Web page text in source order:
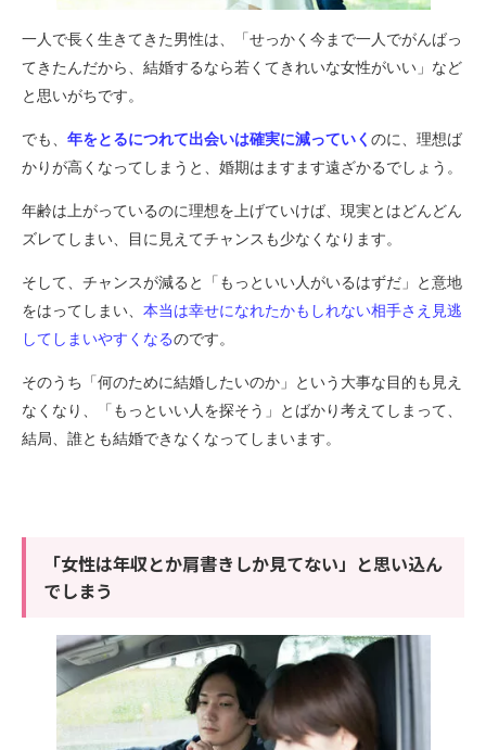
一人で長く生きてきた男性は、「せっかく今まで一人でがんばっ
てきたんだから、結婚するなら若くてきれいな女性がいい」など
と思いがちです。
でも、 年をとるにつれて出会いは確実に減っていく のに、理想ば
かりが高くなってしまうと、婚期はますます遠ざかるでしょう。
年齢は上がっているのに理想を上げていけば、現実とはどんどん
ズレてしまい、目に見えてチャンスも少なくなります。
そして、チャンスが減ると「もっといい人がいるはずだ」と意地
をはってしまい、 本当は幸せになれたかもしれない相手さえ見逃
してしまいやすくなるのです。
そのうち 「何のために結婚したいのか」という大事な目的も見え
なくなり、「もっといい人を探そう」とばかり考えてしまって、
結局、誰とも結婚できなくなってしまいます。
「女性は年収とか肩書きしか見てない」と思い込ん
でしまう